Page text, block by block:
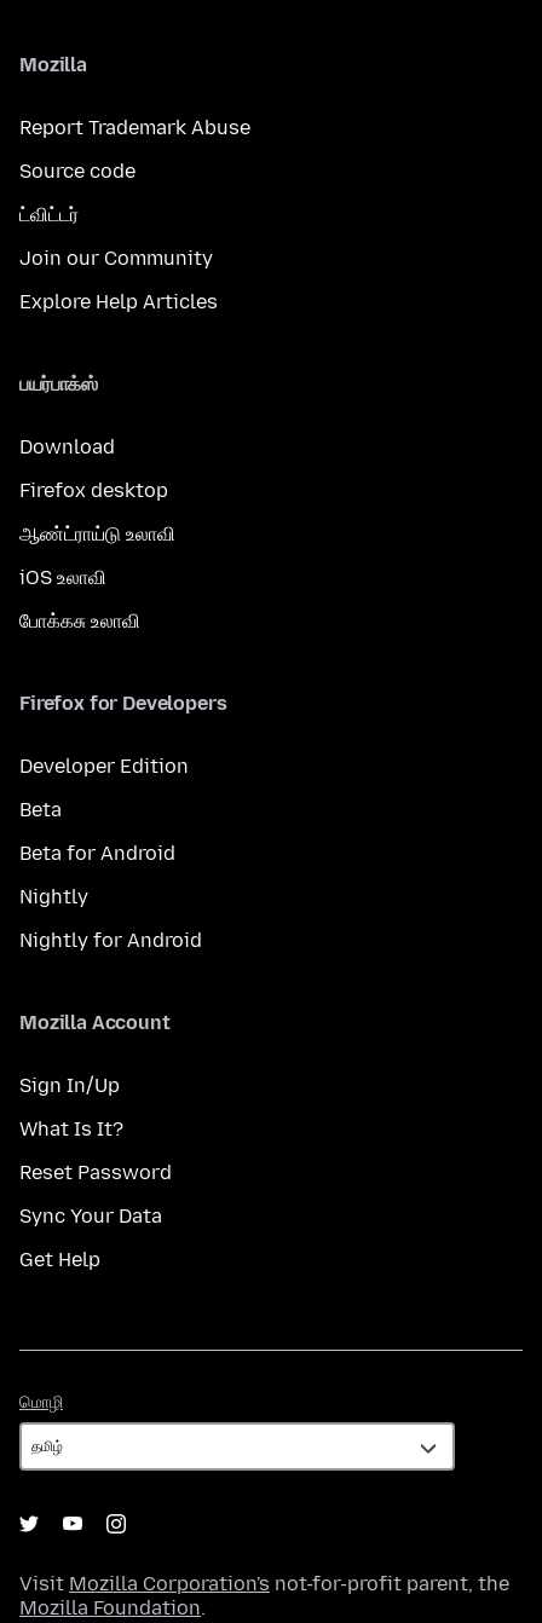
Mozilla
Report Trademark Abuse
Source code
ட்விட்டர்
Join our Community
Explore Help Articles
பயர்பாக்ஸ்
Download
Firefox desktop
ஆண்ட்ராய்டு உலாவி
iOS உலாவி
போக்கசு உலாவி
Firefox for Developers
Developer Edition
Beta
Beta for Android
Nightly
Nightly for Android
Mozilla Account
Sign In/Up
What Is It?
Reset Password
Sync Your Data
Get Help
மொழி
Visit Mozilla Corporation's not-for-profit parent, the
Mozilla Foundation.